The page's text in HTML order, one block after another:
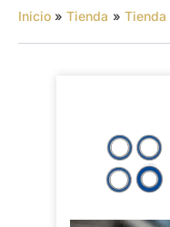
Inicio Tienda Tienda